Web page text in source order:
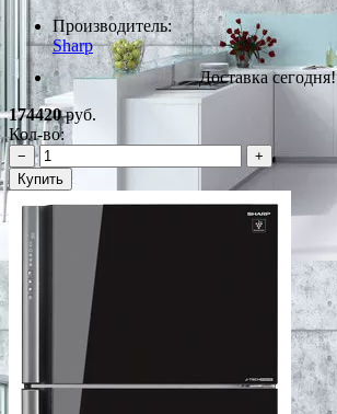
Производитель:
Sharp
Доставка сегодня!
174420руб.
Кол-во:
−
+
Купить